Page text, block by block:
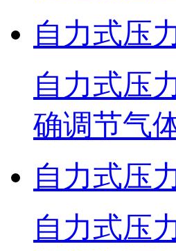
自力式压
自力式压
确调节气
自力式压
自力式压